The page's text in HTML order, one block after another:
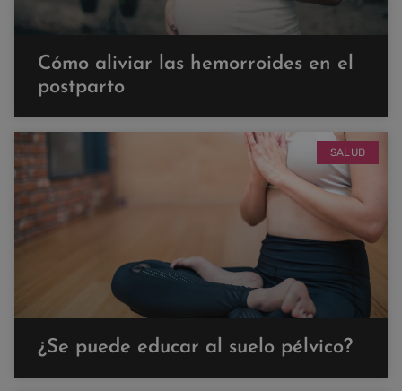
Cómo aliviar las hemorroides en el
postparto
SALUD
¿Se puede educar al suelo pélvico?